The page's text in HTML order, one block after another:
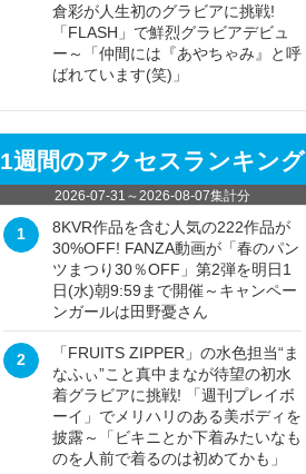
倉彩が人生初のグラビアに挑戦!
「FLASH」で鮮烈グラビアデビュ
ー～「仲間には『あやちゃみ』と呼
ばれています(笑)」
1週間のアクセスランキング
2026-07-31 ～2026-08-07集計分
1
8KVR作品を含む人気の222作品が
30%OFF! FANZA動画が「春のパン
ツまつり30％OFF」第2弾を明日1
日(水)朝9:59まで開催～キャンペー
ンガールは田野憂さん
2
「FRUITS ZIPPER」の水色担当“ま
なふぃ”こと真中まなが待望の初水
着グラビアに挑戦! 「週刊プレイボ
ーイ」でメリハリのある美ボディを
披露～「ビキニとか下着みたいなも
のを人前で着るのは初めてかも」